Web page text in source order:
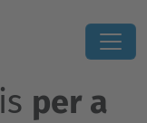
per a